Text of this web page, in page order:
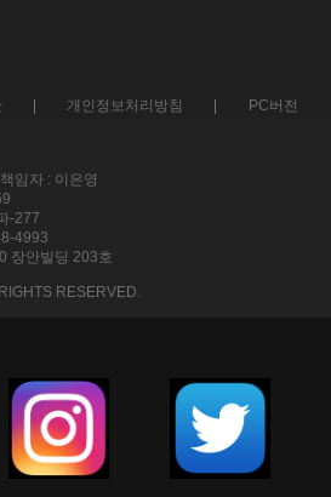
개인정보처리방침 PC버전
임자 : 이은영
-277
4993
장안빌딩 203호
RESERVED.